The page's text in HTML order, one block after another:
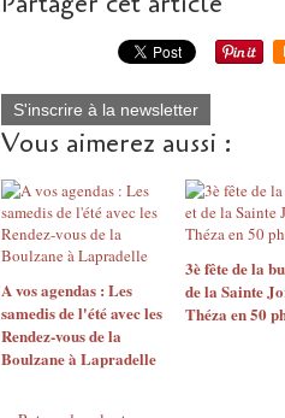
S'inscrire à la newsletter
Vous aimerez aussi :
A vos agendas : Les
samedis de l'été avec les
Rendez-vous de la
Boulzane à Lapradelle
3è fête de la
de la Sainte
Théza en 50